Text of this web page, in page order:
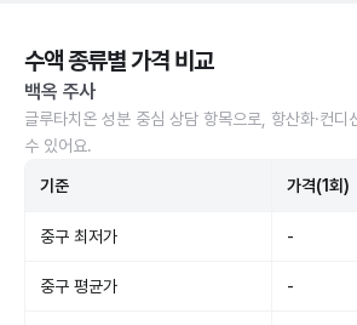
수액 종류별 가격 비교
백옥 주사
글루타치온 성분 중심 상담 항목으로, 항산화·컨디
수 있어요.
기준 가격(1회)
중구 최저가 -
중구 평균가 -